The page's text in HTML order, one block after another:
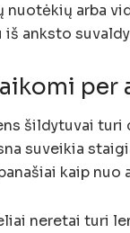
nuotėkių arba
iš anksto
per
šildytuvai turi
suveikia
kaip nuo
neretai turi